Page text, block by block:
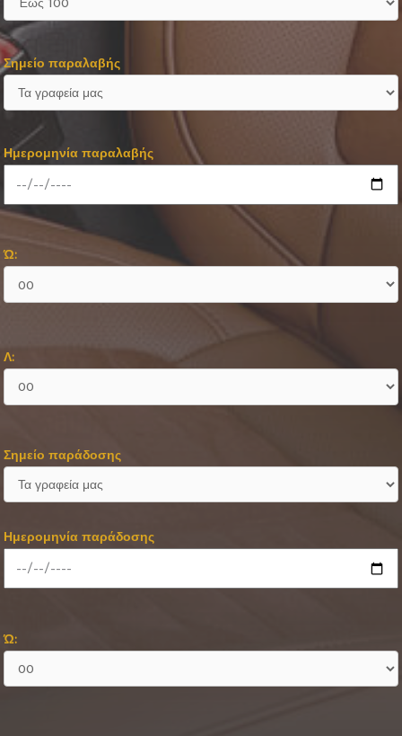
Σημείο παραλαβής
Ημερομηνία παραλαβής
Ώ:
Λ:
Σημείο παράδοσης
Ημερομηνία παράδοσης
Ώ: